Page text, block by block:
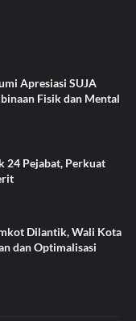
Apresiasi SUJA
Fisik dan Mental
24 Pejabat, Perkuat
Dilantik, Wali Kota
dan Optimalisasi